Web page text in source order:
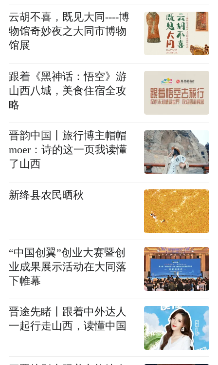
云胡不喜，既见大同----博
物馆奇妙夜之大同市博物
馆展
跟着《黑神话：悟空》游
山西八城，美食住宿全攻
略
晋韵中国丨旅行博主帽帽
moer：诗的这一页我读懂
了山西
新绛县农民晒秋
“中国创翼”创业大赛暨创
业成果展示活动在大同落
下帷幕
晋途先睹丨跟着中外达人
一起行走山西，读懂中国